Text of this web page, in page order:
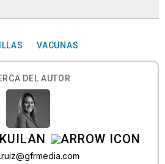
VACUNAS
DEL AUTOR